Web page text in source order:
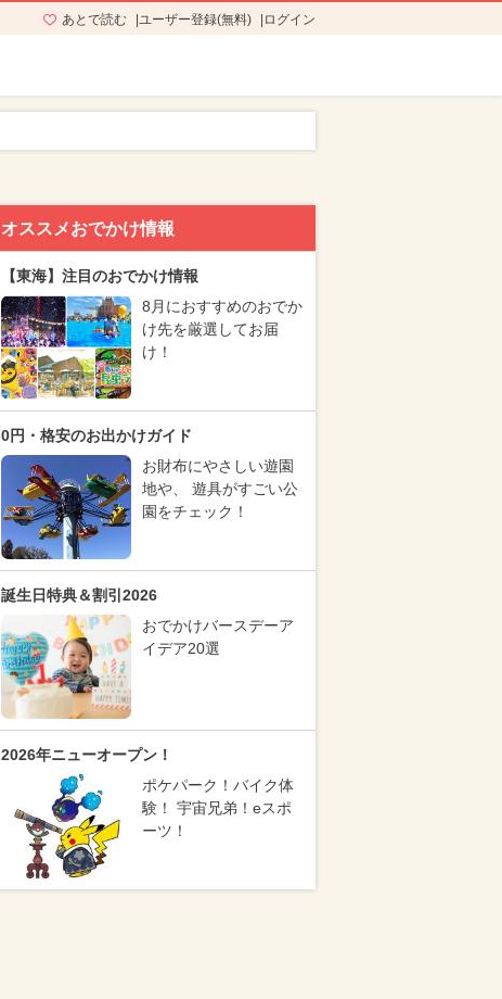
あとで読む ユーザー登録(無料) ログイン
オススメおでかけ情報
【東海】注目のおでかけ情報
8月におすすめのおでか
け先を厳選してお届
け！
0円・格安のお出かけガイド
お財布にやさしい遊園
地や、 遊具がすごい公
園をチェック！
誕生日特典＆割引2026
おでかけバースデーア
イデア20選
2026年ニューオープン！
ポケパーク！バイク体
験！ 宇宙兄弟！eスポ
ーツ！